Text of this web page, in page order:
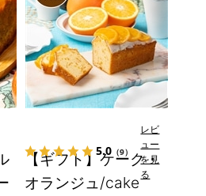
【ギフト】ケーク・
オランジュ/cake
5.0 （9）
レビ
ュー
を見
る